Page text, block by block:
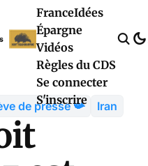
FranceIdées
Épargne
Vidéos
Règles du CDS
Se connecter
S'inscrire
de presse 📯 Iran